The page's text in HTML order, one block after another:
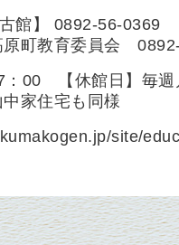
古館】 0892-56-0369
原町教育委員会
：00 【休館日】毎週
家住宅も同様
site/